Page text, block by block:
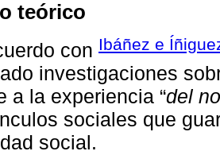
teórico
con Ibáñez e
investigaciones
a la experiencia “del
sociales que
social.